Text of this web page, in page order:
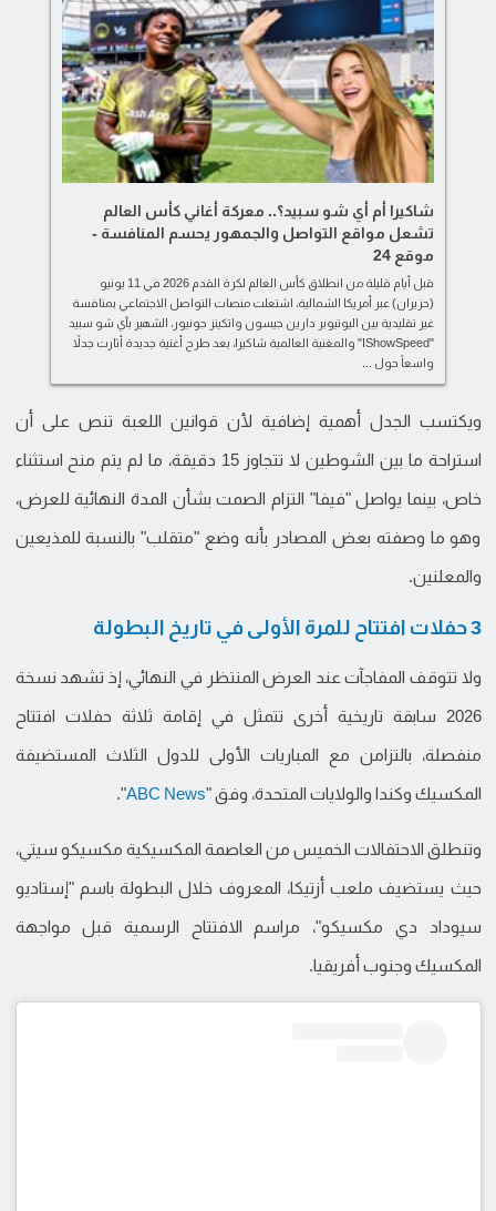
شاكيرا أم أي شو سبيد؟.. معركة أغاني كأس العالم
تشعل مواقع التواصل والجمهور يحسم المنافسة -
موقع 24
قبل أيام قليلة من انطلاق كأس العالم لكرة القدم 2026 في 11 يونيو
(حزيران) عبر أمريكا الشمالية، اشتعلت منصات التواصل الاجتماعي بمنافسة
غير تقليدية بين اليوتيوبر دارين جيسون واتكينز جونيور، الشهير بآي شو سبيد
"IShowSpeed" والمغنية العالمية شاكيرا، بعد طرح أغنية جديدة أثارت جدلاً
واسعاً حول ...
ويكتسب الجدل أهمية إضافية لأن قوانين اللعبة تنص على أن
استراحة ما بين الشوطين لا تتجاوز 15 دقيقة، ما لم يتم منح استثناء
خاص، بينما يواصل "فيفا" التزام الصمت بشأن المدة النهائية للعرض،
وهو ما وصفته بعض المصادر بأنه وضع "متقلب" بالنسبة للمذيعين
والمعلنين.
3 حفلات افتتاح للمرة الأولى في تاريخ البطولة
ولا تتوقف المفاجآت عند العرض المنتظر في النهائي، إذ تشهد نسخة
2026 سابقة تاريخية أخرى تتمثل في إقامة ثلاثة حفلات افتتاح
منفصلة، بالتزامن مع المباريات الأولى للدول الثلاث المستضيفة
المكسيك وكندا والولايات المتحدة، وفق "ABC News
".
وتنطلق الاحتفالات الخميس من العاصمة المكسيكية مكسيكو سيتي،
حيث يستضيف ملعب أزتيكا، المعروف خلال البطولة باسم "إستاديو
سيوداد دي مكسيكو"، مراسم الافتتاح الرسمية قبل مواجهة
المكسيك وجنوب أفريقيا.